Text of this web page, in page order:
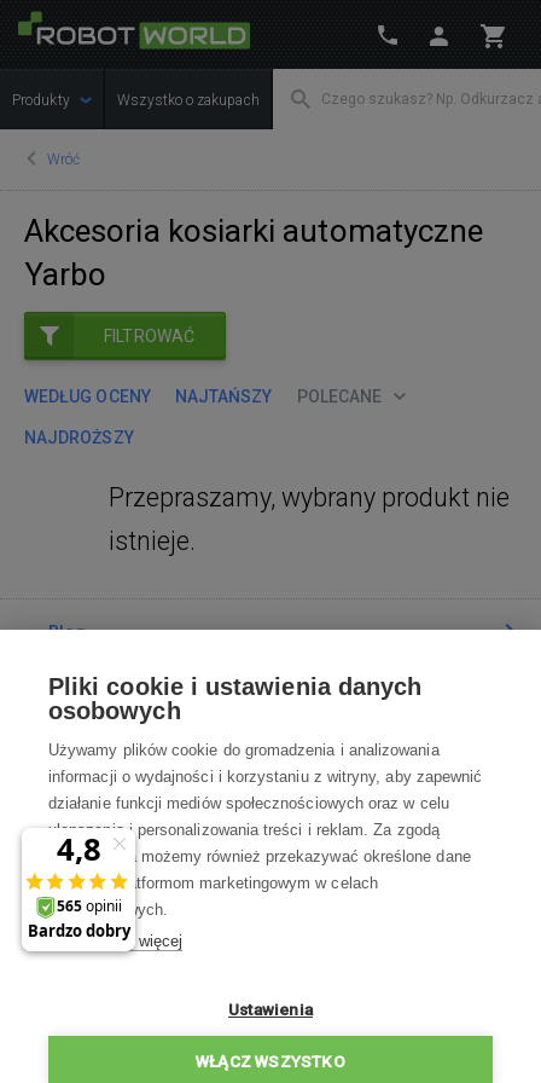
Produkty Wszystko o zakupach
Wróć
Akcesoria kosiarki automatyczne
Yarbo
FILTROWAĆ
WEDŁUG OCENY NAJTAŃSZY POLECANE
NAJDROŻSZY
Przepraszamy, wybrany produkt nie
istnieje.
Blog
Poradnia
Wszystko o zakupach
Kontakt
Skontaktuj się z Nami
Pon-Pt 8:00—17:00
WSZYSTKIE KONTAKTY
Pliki cookie i ustawienia danych
osobowych
Używamy plików cookie do gromadzenia i analizowania
informacji o wydajności i korzystaniu z witryny, aby zapewnić
działanie funkcji mediów społecznościowych oraz w celu
ulepszania i personalizowania treści i reklam. Za zgodą
użytkownika możemy również przekazywać określone dane
osobowe platformom marketingowym w celach
marketingowych.
Dowiedz się więcej
Ustawienia
WŁĄCZ WSZYSTKO